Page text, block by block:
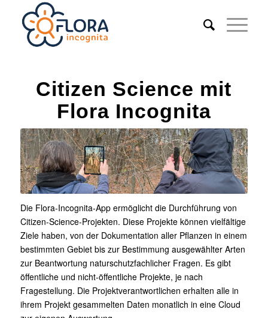
Citizen Science mit
Flora Incognita
Die Flora-Incognita-App ermöglicht die Durchführung von
Citizen-Science-Projekten. Diese Projekte können vielfältige
Ziele haben, von der Dokumentation aller Pflanzen in einem
bestimmten Gebiet bis zur Bestimmung ausgewählter Arten
zur Beantwortung naturschutzfachlicher Fragen. Es gibt
öffentliche und nicht-öffentliche Projekte, je nach
Fragestellung. Die Projektverantwortlichen erhalten alle in
ihrem Projekt gesammelten Daten monatlich in eine Cloud